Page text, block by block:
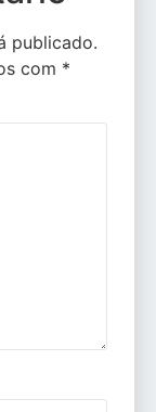
publicado.
com *